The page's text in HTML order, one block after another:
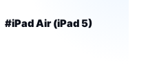
#iPad Air (iPad 5)